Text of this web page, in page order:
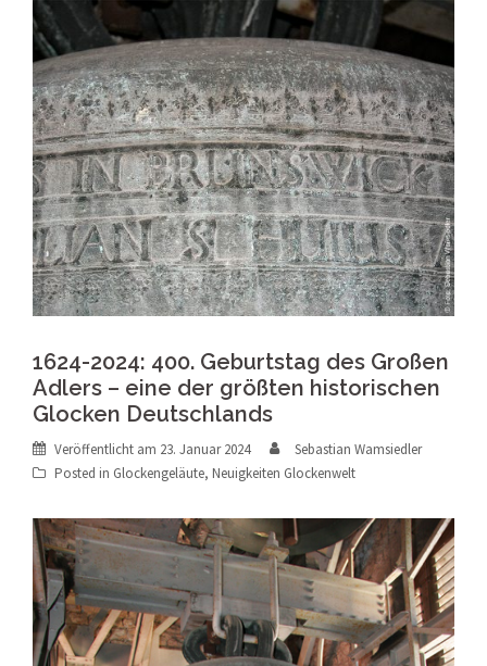
1624-2024: 400. Geburtstag des Großen
Adlers – eine der größten historischen
Glocken Deutschlands
Veröffentlicht am 23. Januar 2024
Sebastian Wamsiedler
Posted in Glockengeläute, Neuigkeiten Glockenwelt